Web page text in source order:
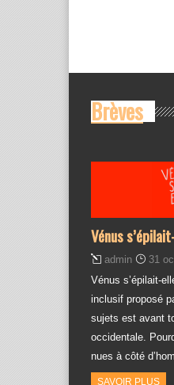
Brèves
Vénus
admin
31
Vénus s’épilait-
inclusif proposé
sujets est avant
occidentale.
nues à côté
SAVOIR PLUS